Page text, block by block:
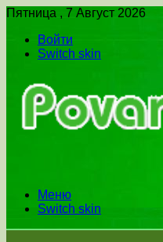
Пятница , 7 Август 2026
Войти
Switch skin
Меню
Switch skin